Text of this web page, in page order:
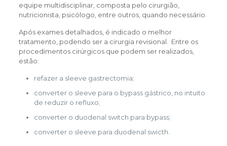
equipe multidisciplinar, composta pelo cirurgião,
nutricionista, psicólogo, entre outros, quando necessário.
Após exames detalhados, é indicado o melhor
tratamento, podendo ser a cirurgia revisional. Entre os
procedimentos cirúrgicos que podem ser realizados,
estão:
refazer a sleeve gastrectomia;
converter o sleeve para o bypass gástrico, no intuito
de reduzir o refluxo;
converter o duodenal switch para bypass;
converter o sleeve para duodenal swicth.